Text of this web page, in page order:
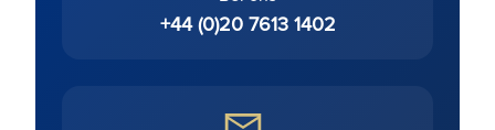
+44 (0)20 7613 1402